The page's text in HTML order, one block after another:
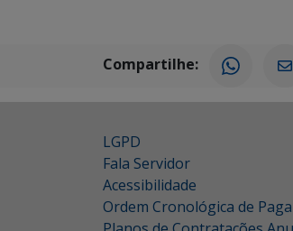
Compartilhe:
LGPD
Fala Servidor
Acessibilidade
Ordem Cronológica de